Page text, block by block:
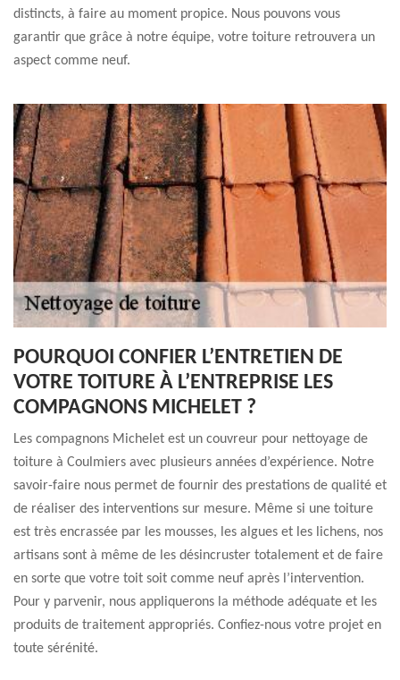
distincts, à faire au moment propice. Nous pouvons vous
garantir que grâce à notre équipe, votre toiture retrouvera un
aspect comme neuf.
POURQUOI CONFIER L’ENTRETIEN DE
VOTRE TOITURE À L’ENTREPRISE LES
COMPAGNONS MICHELET ?
Les compagnons Michelet est un couvreur pour nettoyage de
toiture à Coulmiers avec plusieurs années d’expérience. Notre
savoir-faire nous permet de fournir des prestations de qualité et
de réaliser des interventions sur mesure. Même si une toiture
est très encrassée par les mousses, les algues et les lichens, nos
artisans sont à même de les désincruster totalement et de faire
en sorte que votre toit soit comme neuf après l’intervention.
Pour y parvenir, nous appliquerons la méthode adéquate et les
produits de traitement appropriés. Confiez-nous votre projet en
toute sérénité.